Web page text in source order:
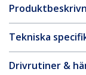
Tekniska
Drivrutiner &